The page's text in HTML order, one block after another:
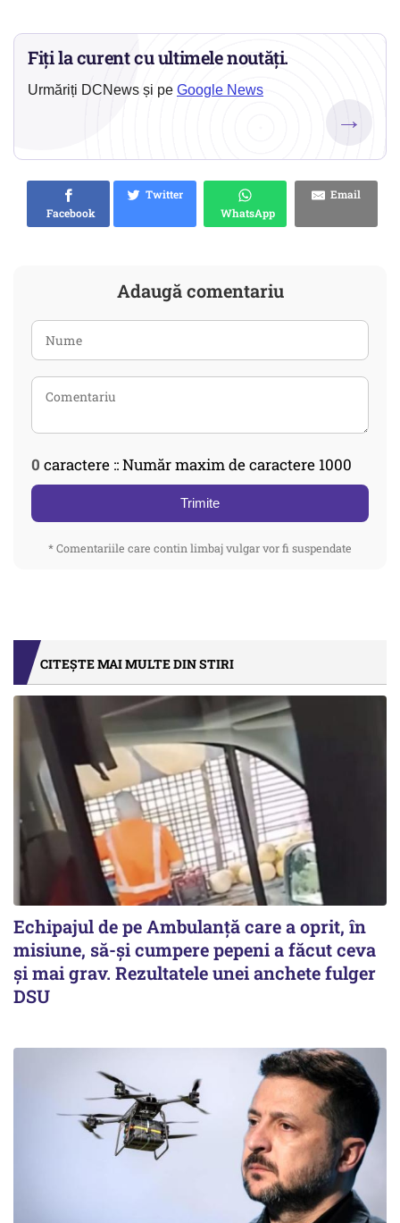
Fiți la curent cu ultimele noutăți.
Urmăriți DCNews și pe Google News
→
Facebook
Twitter
WhatsApp
Email
Adaugă comentariu
0 caractere :: Număr maxim de caractere 1000
Trimite
* Comentariile care contin limbaj vulgar vor fi suspendate
CITEȘTE MAI MULTE DIN STIRI
Echipajul de pe Ambulanță care a oprit, în
misiune, să-și cumpere pepeni a făcut ceva
și mai grav. Rezultatele unei anchete fulger
DSU